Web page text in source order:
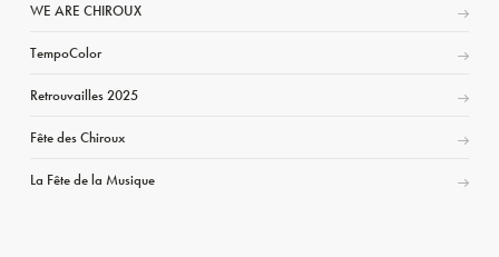
WE ARE CHIROUX
TempoColor
Retrouvailles 2025
Fête des Chiroux
La Fête de la Musique